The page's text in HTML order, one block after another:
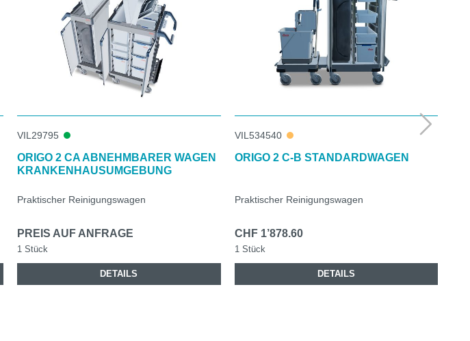
VIL29795
ORIGO 2 CA ABNEHMBARER WAGEN
KRANKENHAUSUMGEBUNG
Praktischer Reinigungswagen
PREIS AUF ANFRAGE
1 Stück
DETAILS
VIL534540
ORIGO 2 C-B STANDARDWAGEN
Praktischer Reinigungswagen
CHF 1’878.60
1 Stück
DETAILS